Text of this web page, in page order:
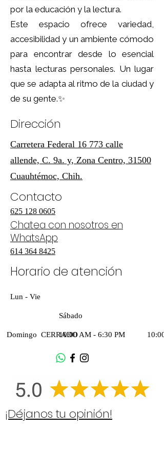
por la educación y la lectura.
Este espacio ofrece variedad,
accesibilidad y un ambiente cómodo
para encontrar desde lo esencial
hasta lecturas personales. Un lugar
que se adapta al ritmo de la ciudad y
de su gente.✨
Dirección
Carretera Federal 16 773 calle
allende, C. 9a. y, Zona Centro, 31500
Cuauhtémoc, Chih.
Contacto
625 128 0605
Chatea con nosotros en
WhatsApp
614 364 8425
Horario de atención
Lun - Vie
​Sábado
Domingo 10:00 AM - 6:30 PM
CERRADO
¡Déjanos tu opinión!